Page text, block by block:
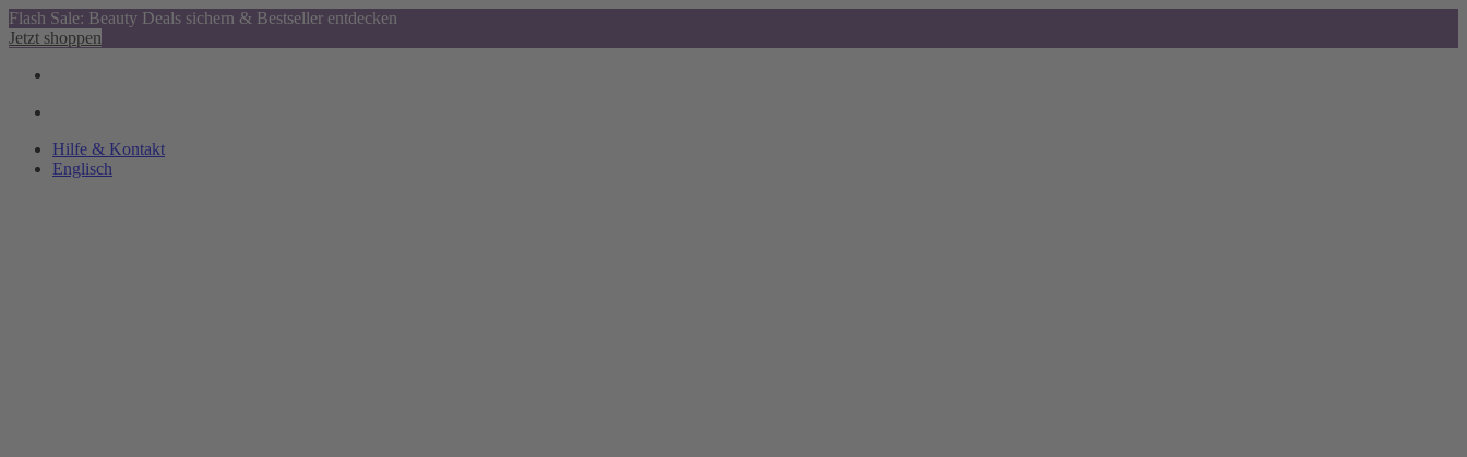
Flash Sale: Beauty Deals sichern & Bestseller entdecken
Jetzt shoppen
Hilfe & Kontakt
Englisch